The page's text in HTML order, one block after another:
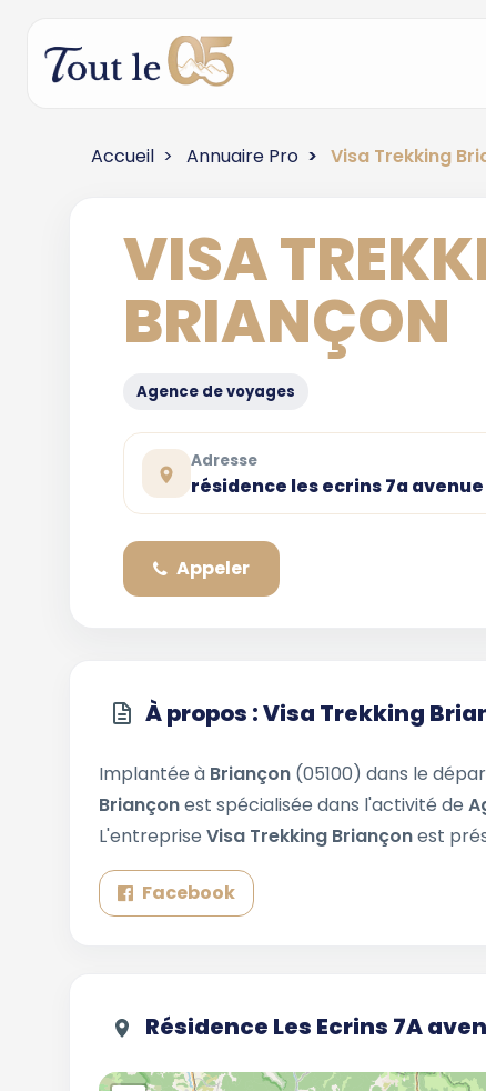
Accueil Annuaire Pro Visa Trekking
VISA
BRIANÇON
Agence de voyages
Adresse
résidence les ecrins 7a
Appeler
À propos : Visa Trekking
Implantée à Briançon (05100) dans le
Briançonest spécialisée dans l'activité de
L'entreprise Visa Trekking Briançonest
Facebook
Résidence Les Ecrins 7A